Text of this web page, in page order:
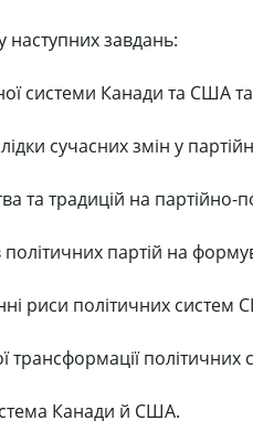
завдань:
системи Канади та США та
сучасних змін у
та традицій на
партій на
риси політичних систем
трансформації політичних
Канади й США.